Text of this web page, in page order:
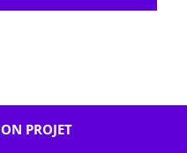
PROJET